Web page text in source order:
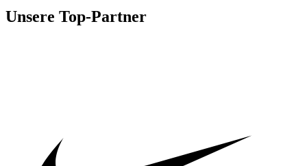
Unsere Top-Partner